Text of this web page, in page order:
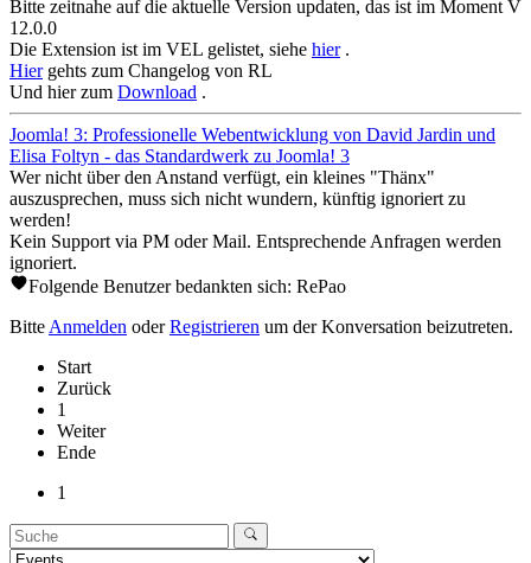
Bitte zeitnahe auf die aktuelle Version updaten, das ist im Moment V
12.0.0
Die Extension ist im VEL gelistet, siehe hier.
Hiergehts zum Changelog von RL
Und hier zum Download .
Joomla! 3: Professionelle Webentwicklung von David Jardin und
Elisa Foltyn - das Standardwerk zu Joomla! 3
Wer nicht über den Anstand verfügt, ein kleines "Thänx"
auszusprechen, muss sich nicht wundern, künftig ignoriert zu
werden!
Kein Support via PM oder Mail. Entsprechende Anfragen werden
ignoriert.
Folgende Benutzer bedankten sich: RePao
Bitte Anmelden oderRegistrieren um der Konversation beizutreten.
Start
Zurück
1
Weiter
Ende
1